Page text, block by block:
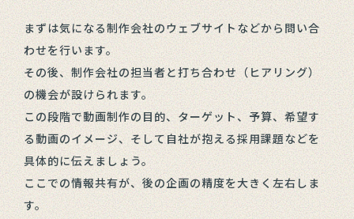
まずは気になる制作会社のウェブサイトなどから問い合
わせを行います。
その後、制作会社の担当者と打ち合わせ（ヒアリング）
の機会が設けられます。
この段階で動画制作の目的、ターゲット、予算、希望す
る動画のイメージ、そして自社が抱える採用課題などを
具体的に伝えましょう。
ここでの情報共有が、後の企画の精度を大きく左右しま
す。